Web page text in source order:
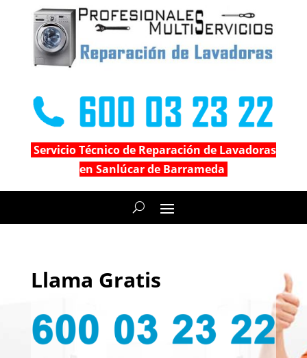
Servicio Técnico de Reparación de Lavadoras
en Sanlúcar de Barrameda
Llama Gratis